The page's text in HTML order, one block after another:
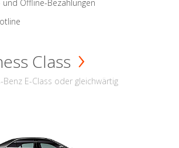
und Offline-Bezahlungen
Class
Benz E-Class oder gleichwärtig